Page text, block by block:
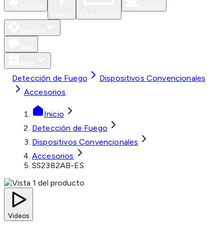
Detección de Fuego
Dispositivos Convencionales
Accesorios
Inicio
Detección de Fuego
Dispositivos Convencionales
Accesorios
SS2382AB-ES
Videos